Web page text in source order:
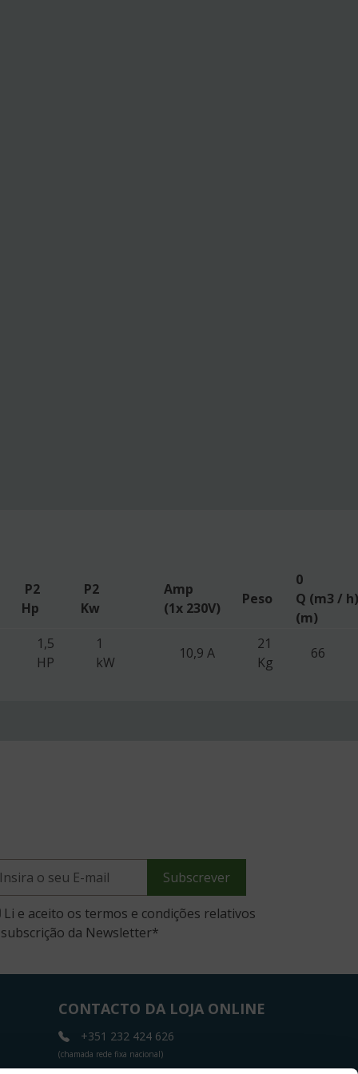
P2
Hp
P2
Kw
Amp
(1x 230V)
Peso
0
Q (m3 / h)
(m)
1,5
HP
1
kW
10,9 A
21
Kg
66
Subscrever
Li e aceito os termos e condições relativos
da Newsletter*
CONTACTO DA LOJA ONLINE
+351 232 424 626
(chamada rede fixa nacional)